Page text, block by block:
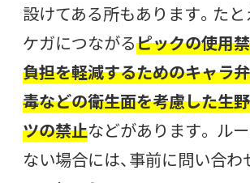
設けてある所もあります。たと
ケガにつながるピックの使用
負担を軽減するためのキャラ
毒などの衛生面を考慮した生
ツの禁止などがあります。 ル
ない場合には、事前に問い合